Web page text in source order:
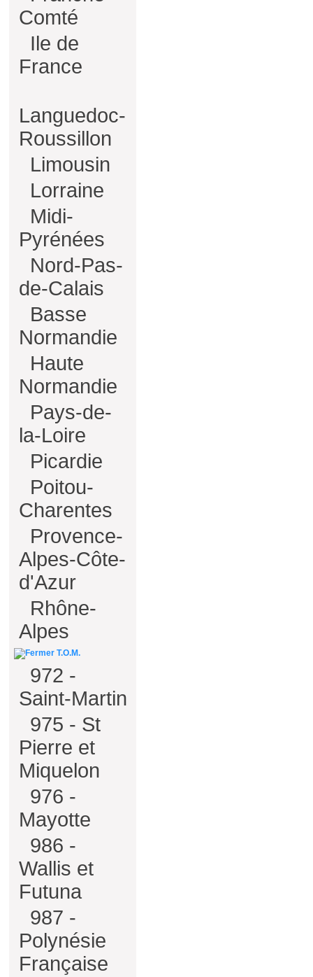
Comté
Ile de
France
Languedoc-
Roussillon
Limousin
Lorraine
Midi-
Pyrénées
Nord-Pas-
de-Calais
Basse
Normandie
Haute
Normandie
Pays-de-
la-Loire
Picardie
Poitou-
Charentes
Provence-
Alpes-Côte-
d'Azur
Rhône-
Alpes
T.O.M.
972 -
Saint-Martin
975 - St
Pierre et
Miquelon
976 -
Mayotte
986 -
Wallis et
Futuna
987 -
Polynésie
Française